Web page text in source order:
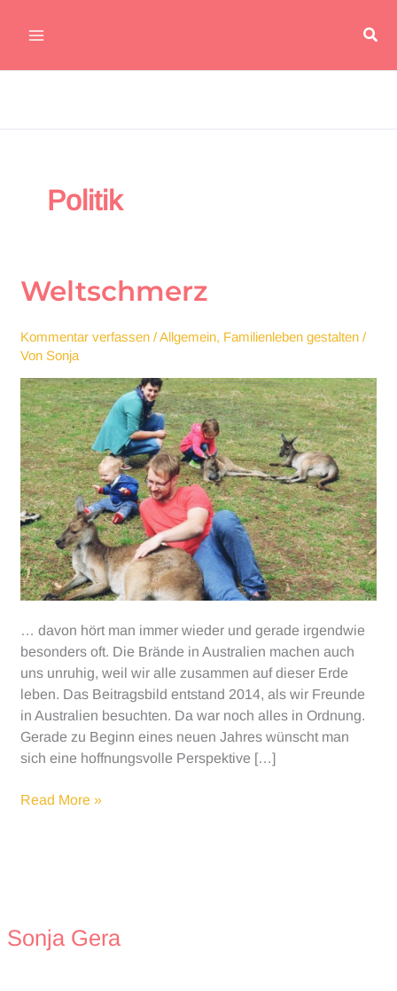
Inhalt
Politik
Weltschmerz
Kommentar verfassen /Allgemein, Familienleben gestalten /
VonSonja
… davon hört man immer wieder und gerade irgendwie
besonders oft. Die Brände in Australien machen auch
uns unruhig, weil wir alle zusammen auf dieser Erde
leben. Das Beitragsbild entstand 2014, als wir Freunde
in Australien besuchten. Da war noch alles in Ordnung.
Gerade zu Beginn eines neuen Jahres wünscht man
sich eine hoffnungsvolle Perspektive […]
Weltschmerz
Read More »
Sonja Gera